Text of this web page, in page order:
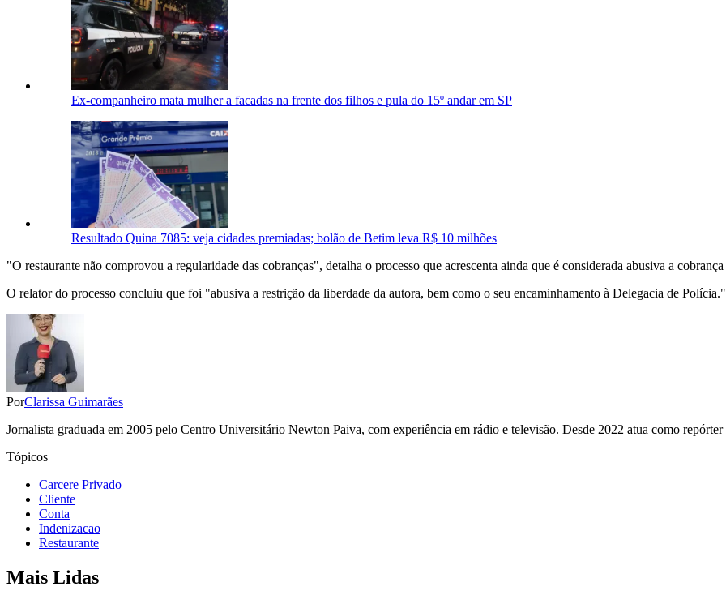
Ex-companheiro mata mulher a facadas na frente dos filhos e pula do 15º andar em SP
Resultado Quina 7085: veja cidades premiadas; bolão de Betim leva R$ 10 milhões
"O restaurante não comprovou a regularidade das cobranças", detalha o processo que acrescenta ainda que é considerada abusiva a
O relator do processo concluiu que foi "abusiva a restrição da liberdade da autora, bem como o seu encaminhamento à Delegacia de Polícia."
PorClarissa Guimarães
Jornalista graduada em 2005 pelo Centro Universitário Newton Paiva, com experiência em rádio e televisão. Desde 2022 atua como repórter
Tópicos
Carcere Privado
Cliente
Conta
Indenizacao
Restaurante
Mais Lidas